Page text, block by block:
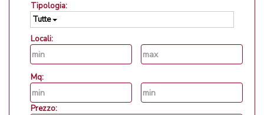
Tipologia:
Tutte
Locali:
Mq:
Prezzo: